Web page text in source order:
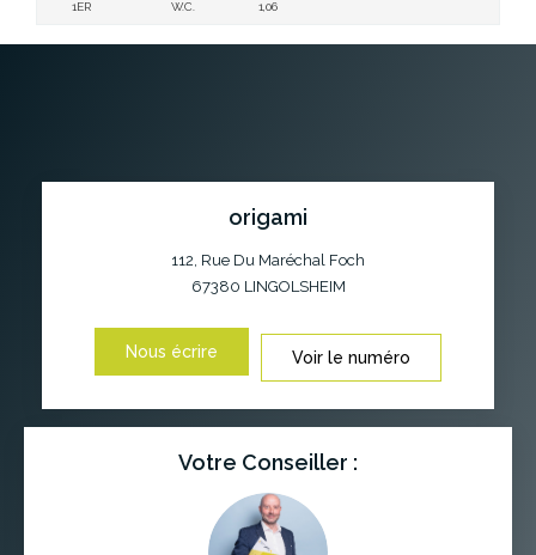
1ER W.C. 1,06
origami
112, Rue Du Maréchal Foch
67380 LINGOLSHEIM
Nous écrire Voir le numéro
Votre Conseiller :